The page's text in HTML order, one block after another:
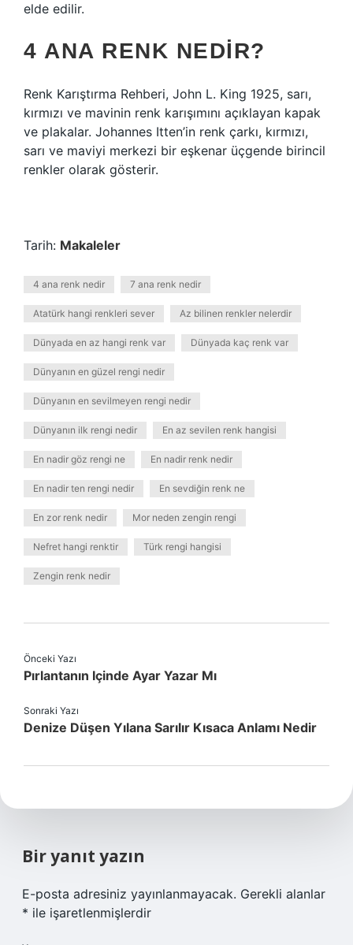
elde edilir.
4 ANA RENK NEDIR?
Renk Karıştırma Rehberi, John L. King 1925, sarı,
kırmızı ve mavinin renk karışımını açıklayan kapak
ve plakalar. Johannes Itten’in renk çarkı, kırmızı,
sarı ve maviyi merkezi bir eşkenar üçgende birincil
renkler olarak gösterir.
Tarih: Makaleler
4 ana renk nedir 7 ana renk nedir
Atatürk hangi renkleri sever Az bilinen renkler nelerdir
Dünyada en az hangi renk var Dünyada kaç renk var
Dünyanın en güzel rengi nedir
Dünyanın en sevilmeyen rengi nedir
Dünyanın ilk rengi nedir En az sevilen renk hangisi
En nadir göz rengi ne En nadir renk nedir
En nadir ten rengi nedir En sevdiğin renk ne
En zor renk nedir Mor neden zengin rengi
Nefret hangi renktir Türk rengi hangisi
Zengin renk nedir
Önceki Yazı
Pırlantanın Içinde Ayar Yazar Mı
Sonraki Yazı
Denize Düşen Yılana Sarılır Kısaca Anlamı Nedir
Bir yanıt yazın
E-posta adresiniz yayınlanmayacak. Gerekli alanlar
* ile işaretlenmişlerdir